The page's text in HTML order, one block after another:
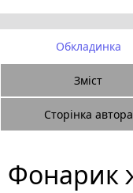
Обкладинка
Зміст
Сторінка автора
Фонарик